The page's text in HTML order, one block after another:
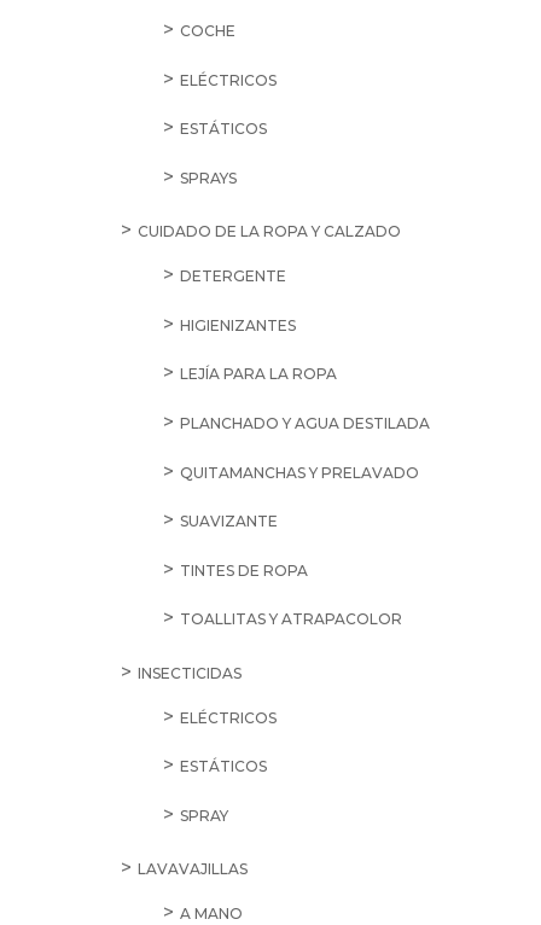
COCHE
ELÉCTRICOS
ESTÁTICOS
SPRAYS
CUIDADO DE LA ROPA Y CALZADO
DETERGENTE
HIGIENIZANTES
LEJÍA PARA LA ROPA
PLANCHADO Y AGUA DESTILADA
QUITAMANCHAS Y PRELAVADO
SUAVIZANTE
TINTES DE ROPA
TOALLITAS Y ATRAPACOLOR
INSECTICIDAS
ELÉCTRICOS
ESTÁTICOS
SPRAY
LAVAVAJILLAS
A MANO